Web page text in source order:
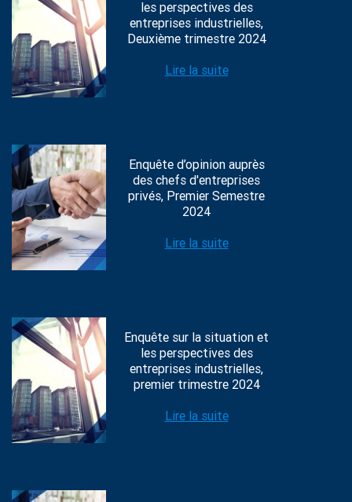
les perspectives des
entreprises industrielles,
Deuxième trimestre 2024
Lire la suite
Enquête d’opinion auprès
des chefs d'entreprises
privés, Premier Semestre
2024
Lire la suite
Enquête sur la situation et
les perspectives des
entreprises industrielles,
premier trimestre 2024
Lire la suite